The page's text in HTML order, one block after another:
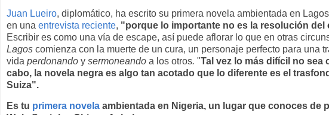
Juan Lueiro, diplomático, ha escrito su primera novela ambientada en
en una entrevista reciente, "porque lo importante no es la resolución
Escribir es como una vía de escape, así puede aflorar lo que en otras
Lagos comienza con la muerte de un cura, un personaje perfecto para una
vida perdonando y sermoneando a los otros. "Tal vez lo más difícil no sea
cabo, la novela negra es algo tan acotado que lo diferente es el
Suiza".
Es tu primera novela ambientada en Nigeria, un lugar que conoces de